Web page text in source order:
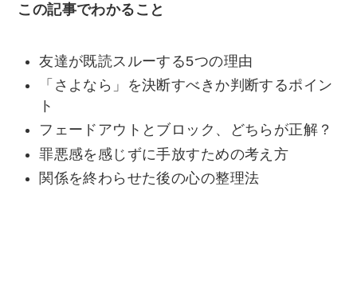
この記事でわかること
友達が既読スルーする5つの理由
「さよなら」を決断すべきか判断するポイン
ト
フェードアウトとブロック、どちらが正解？
罪悪感を感じずに手放すための考え方
関係を終わらせた後の心の整理法